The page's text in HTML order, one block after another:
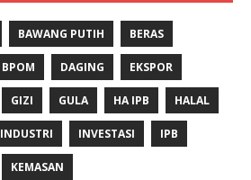
BAWANG PUTIH BERAS
BPOM DAGING EKSPOR
GIZI GULA HA IPB HALAL
INDUSTRI INVESTASI IPB
KEMASAN